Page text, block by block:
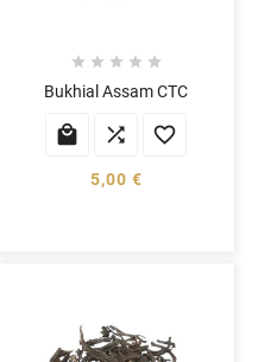
    
Bukhial Assam CTC
  
5,00 €